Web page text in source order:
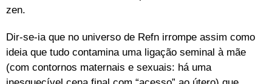
zen.
Dir-se-ia que no universo de Refn irrompe assim como
ideia que tudo contamina uma ligação seminal à mãe
(com contornos maternais e sexuais: há uma